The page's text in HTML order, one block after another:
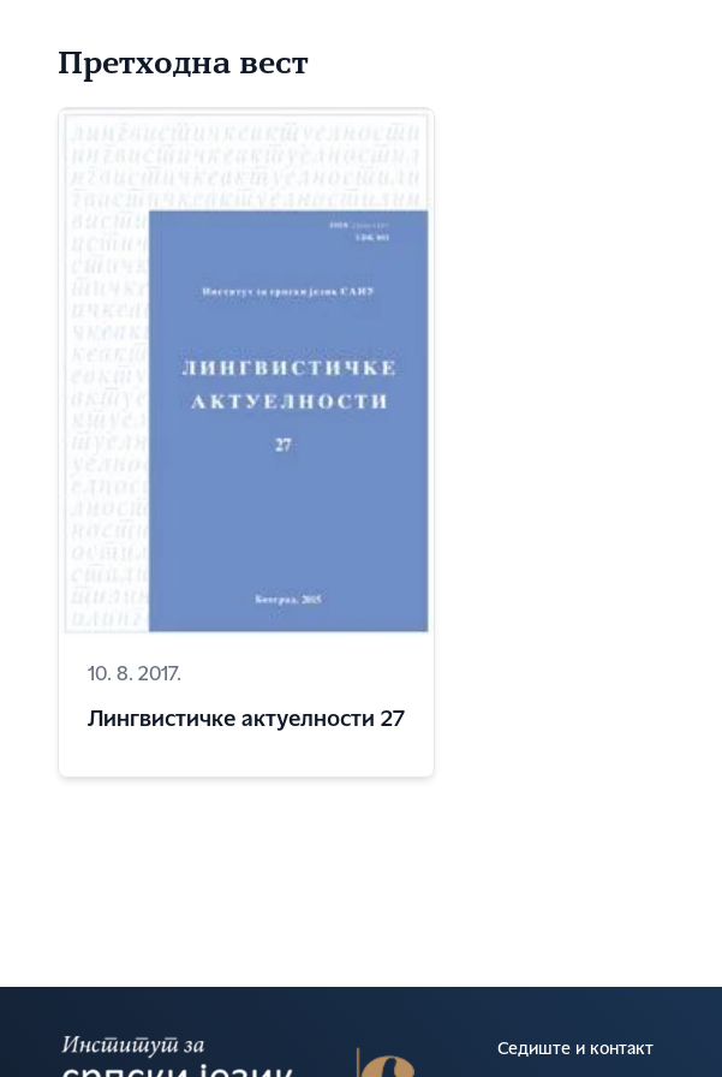
Претходна вест
10. 8. 2017.
Лингвистичке актуелности 27
Седиште и контакт